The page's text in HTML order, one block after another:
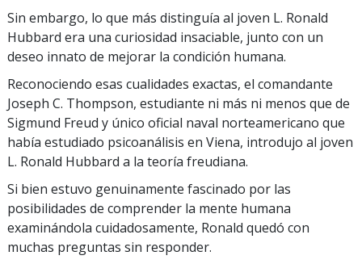
Sin embargo, lo que más distinguía al joven L. Ronald
Hubbard era una curiosidad insaciable, junto con un
deseo innato de mejorar la condición humana.
Reconociendo esas cualidades exactas, el comandante
Joseph C. Thompson, estudiante ni más ni menos que de
Sigmund Freud y único oficial naval norteamericano que
había estudiado psicoanálisis en Viena, introdujo al joven
L. Ronald Hubbard a la teoría freudiana.
Si bien estuvo genuinamente fascinado por las
posibilidades de comprender la mente humana
examinándola cuidadosamente, Ronald quedó con
muchas preguntas sin responder.